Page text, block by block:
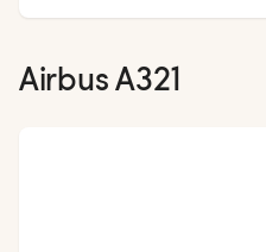
Airbus A321